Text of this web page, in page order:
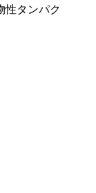
性タンパク